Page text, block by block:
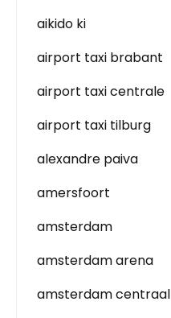
aikido ki
airport taxi brabant
airport taxi centrale
airport taxi tilburg
alexandre paiva
amersfoort
amsterdam
amsterdam arena
amsterdam centraal